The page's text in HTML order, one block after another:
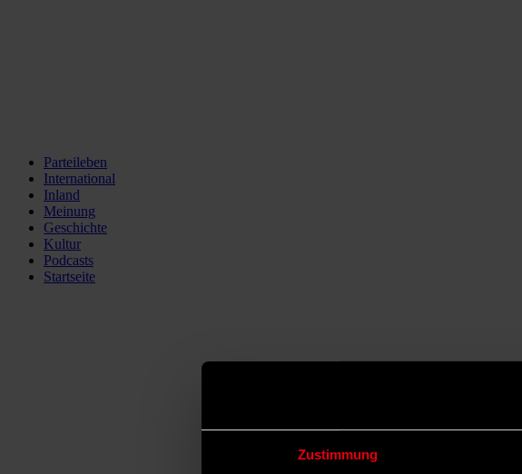
Zustimmung
Parteileben
International
Inland
Meinung
Geschichte
Kultur
Podcasts
Startseite